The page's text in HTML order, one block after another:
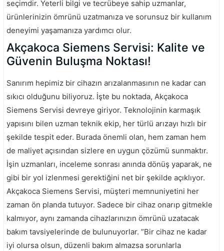
seçimdir. Yeterli bilgi ve tecrübeye sahip uzmanlar,
ürünlerinizin ömrünü uzatmanıza ve sorunsuz bir kullanım
deneyimi yaşamanıza yardımcı olur.
Akçakoca Siemens Servisi: Kalite ve
Güvenin Buluşma Noktası!
Sanırım hepimiz bir cihazın arızalanmasının ne kadar can
sıkıcı olduğunu biliyoruz. İşte bu noktada, Akçakoca
Siemens Servisi devreye giriyor. Teknolojinin karmaşık
yapısını bilen uzman teknik ekip, her türlü arızayı hızlı bir
şekilde tespit eder. Burada önemli olan, hem zaman hem
de maliyet açısından sizlere en uygun çözümü sunmaktır.
İşin uzmanları, inceleme sonrası anında dönüş yaparak, ne
gibi bir yol izlenmesi gerektiğini net bir şekilde açıklıyor.
Akçakoca Siemens Servisi, müşteri memnuniyetini her
zaman ön planda tutuyor. Sadece bir cihaz onarıp gitmekle
kalmıyor, aynı zamanda cihazlarınızın ömrünü uzatacak
bakım tavsiyelerinde de bulunuyorlar. ”Bir cihaz ne kadar
iyi olursa olsun, düzenli bakım almazsa sorunlarla